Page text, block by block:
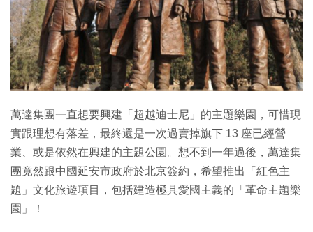
萬達集團一直想要興建「超越迪士尼」的主題樂園，可惜現
實跟理想有落差，最終還是一次過賣掉旗下 13 座已經營
業、或是依然在興建的主題公園。想不到一年過後，萬達集
團竟然跟中國延安市政府於北京簽約，希望推出「紅色主
題」文化旅遊項目，包括建造極具愛國主義的「革命主題樂
園」！